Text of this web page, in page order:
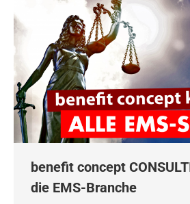
benefit concept
die EMS-Branche